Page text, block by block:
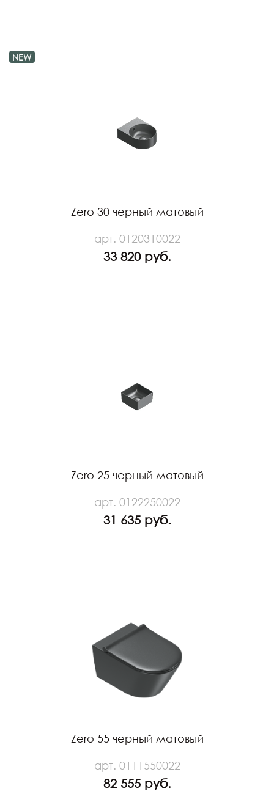
NEW
Zero 30 черный матовый
арт. 0120310022
33 820 руб.
Zero 25 черный матовый
арт. 0122250022
31 635 руб.
Zero 55 черный матовый
арт. 0111550022
82 555 руб.